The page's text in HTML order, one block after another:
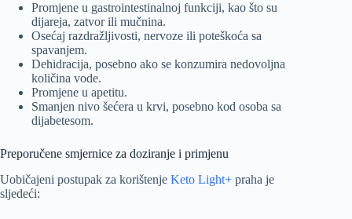
Promjene u gastrointestinalnoj funkciji, kao što su
dijareja, zatvor ili mučnina.
Osećaj razdražljivosti, nervoze ili poteškoća sa
spavanjem.
Dehidracija, posebno ako se konzumira nedovoljna
količina vode.
Promjene u apetitu.
Smanjen nivo šećera u krvi, posebno kod osoba sa
dijabetesom.
Preporučene smjernice za doziranje i primjenu
Uobičajeni postupak za korištenje Keto Light+ praha je
sljedeći: